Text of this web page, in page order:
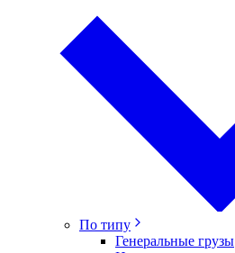
По типу
Генеральные грузы